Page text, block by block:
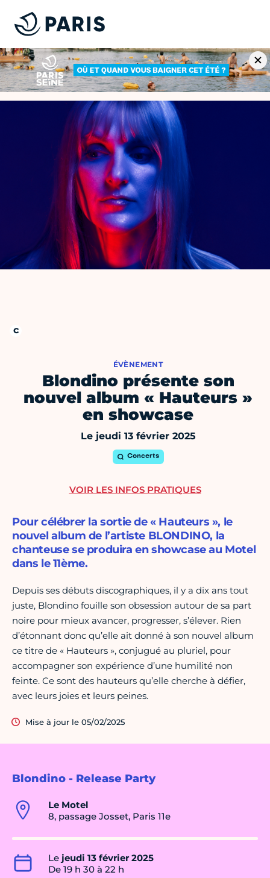
ÉVÈNEMENT
Blondino présente son
nouvel album « Hauteurs »
en showcase
Le jeudi 13 février 2025
Concerts
Blondino - Release Party
Le Motel
8, passage Josset, Paris 11e
Le jeudi 13 février 2025
De 19 h 30 à 22 h
Pour célébrer la sortie de « Hauteurs », le
nouvel album de l’artiste BLONDINO, la
chanteuse se produira en showcase au Motel
dans le 11ème.
Depuis ses débuts discographiques, il y a dix ans tout
juste, Blondino fouille son obsession autour de sa part
noire pour mieux avancer, progresser, s’élever. Rien
d’étonnant donc qu’elle ait donné à son nouvel album
ce titre de « Hauteurs », conjugué au pluriel, pour
accompagner son expérience d’une humilité non
feinte. Ce sont des hauteurs qu’elle cherche à défier,
avec leurs joies et leurs peines.
Mise à jour le 05/02/2025
VOIR LES INFOS PRATIQUES